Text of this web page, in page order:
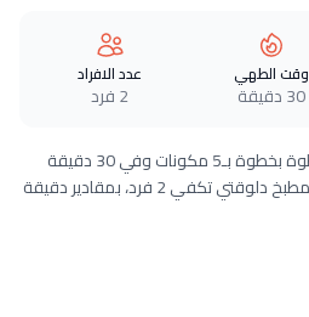
وقت الطهي
30 دقيقة
عدد الافراد
2 فرد
طريقة عمل شوكولاتة العيد خطوة بخطوة بـ5 مكونات وفي 30 دقيقة
فقط. وصفة سهلة ومجرّبة من مطبخ دلوقتي تكفي 2 فرد، بمقادير دقيقة